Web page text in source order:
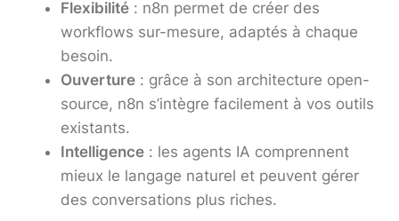
Flexibilité : n8n permet de créer des
workflows sur-mesure, adaptés à chaque
besoin.
Ouverture : grâce à son architecture open-
source, n8n s’intègre facilement à vos outils
existants.
Intelligence : les agents IA comprennent
mieux le langage naturel et peuvent gérer
des conversations plus riches.